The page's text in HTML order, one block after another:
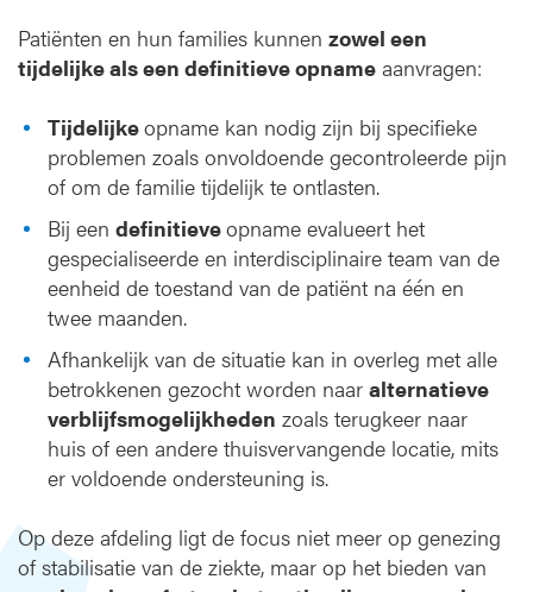
Patiënten en hun families kunnen zowel een
tijdelijke als een definitieve opname aanvragen:
Tijdelijkeopname kan nodig zijn bij specifieke
problemen zoals onvoldoende gecontroleerde pijn
of om de familie tijdelijk te ontlasten.
Bij een definitieveopname evalueert het
gespecialiseerde en interdisciplinaire team van de
eenheid de toestand van de patiënt na één en
twee maanden.
Afhankelijk van de situatie kan in overleg met alle
betrokkenen gezocht worden naar alternatieve
verblijfsmogelijkheden zoals terugkeer naar
huis of een andere thuisvervangende locatie, mits
er voldoende ondersteuning is.
Op deze afdeling ligt de focus niet meer op genezing
of stabilisatie van de ziekte, maar op het bieden van